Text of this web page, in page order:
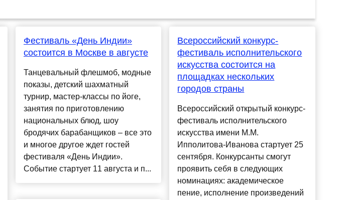
Фестиваль «День Индии»
состоится в Москве в августе
Танцевальный флешмоб, модные
показы, детский шахматный
турнир, мастер-классы по йоге,
занятия по приготовлению
национальных блюд, шоу
бродячих барабанщиков – все это
и многое другое ждет гостей
фестиваля «День Индии».
Событие стартует 11 августа и п...
Всероссийский конкурс-
фестиваль исполнительского
искусства состоится на
площадках нескольких
городов страны
Всероссийский открытый конкурс-
фестиваль исполнительского
искусства имени М.М.
Ипполитова-Иванова стартует 25
сентября. Конкурсанты смогут
проявить себя в следующих
номинациях: академическое
пение, исполнение произведений